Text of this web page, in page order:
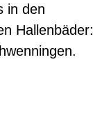
in den
Hallenbäder: